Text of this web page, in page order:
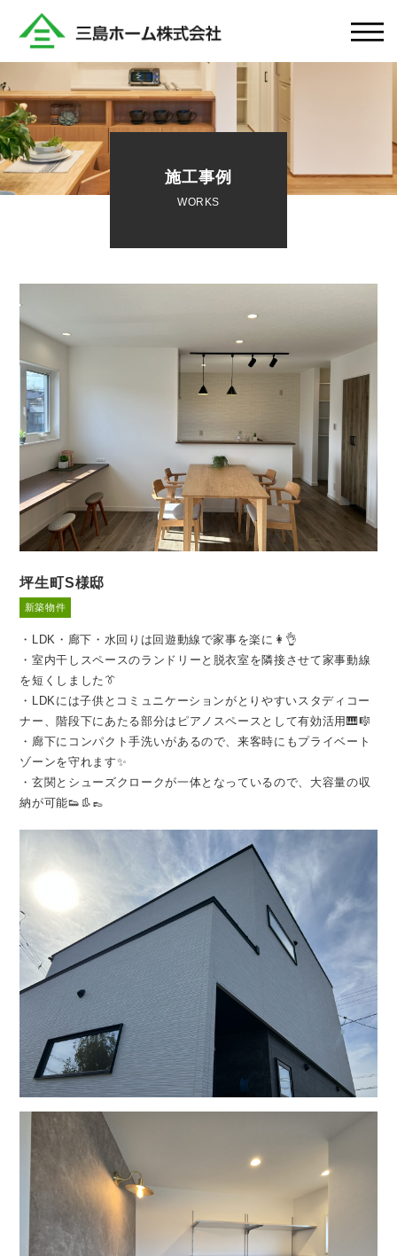
施工事例
WORKS
坪生町S様邸
新築物件
・LDK・廊下・水回りは回遊動線で家事を楽に👩👌
・室内干しスペースのランドリーと脱衣室を隣接させて家事動線
を短くしました👔
・LDKには子供とコミュニケーションがとりやすいスタディコー
ナー、階段下にあたる部分はピアノスペースとして有効活用🎹🎼
・廊下にコンパクト手洗いがあるので、来客時にもプライベート
ゾーンを守れます✨
・玄関とシューズクロークが一体となっているので、大容量の収
納が可能👟👢👞